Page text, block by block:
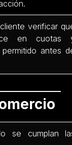
verificar
en cuotas
antes
se cumplan